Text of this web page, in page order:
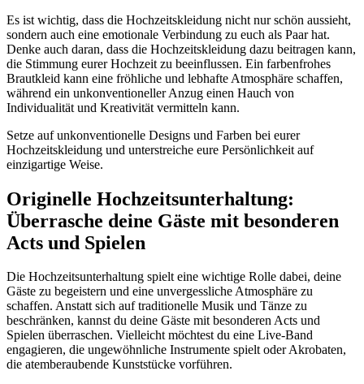
Es ist wichtig, dass die Hochzeitskleidung nicht nur schön aussieht,
sondern auch eine emotionale Verbindung zu euch als Paar hat.
Denke auch daran, dass die Hochzeitskleidung dazu beitragen kann,
die Stimmung eurer Hochzeit zu beeinflussen. Ein farbenfrohes
Brautkleid kann eine fröhliche und lebhafte Atmosphäre schaffen,
während ein unkonventioneller Anzug einen Hauch von
Individualität und Kreativität vermitteln kann.
Setze auf unkonventionelle Designs und Farben bei eurer
Hochzeitskleidung und unterstreiche eure Persönlichkeit auf
einzigartige Weise.
Originelle Hochzeitsunterhaltung:
Überrasche deine Gäste mit besonderen
Acts und Spielen
Die Hochzeitsunterhaltung spielt eine wichtige Rolle dabei, deine
Gäste zu begeistern und eine unvergessliche Atmosphäre zu
schaffen. Anstatt sich auf traditionelle Musik und Tänze zu
beschränken, kannst du deine Gäste mit besonderen Acts und
Spielen überraschen. Vielleicht möchtest du eine Live-Band
engagieren, die ungewöhnliche Instrumente spielt oder Akrobaten,
die atemberaubende Kunststücke vorführen.